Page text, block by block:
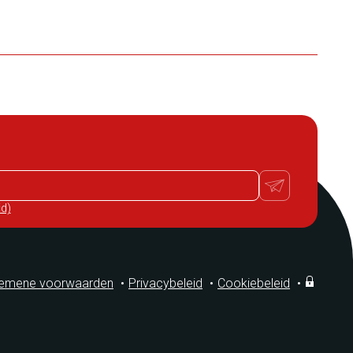
voorwaarden • Privacybeleid • Cookiebeleid •